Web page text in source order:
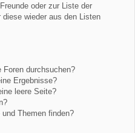
oder zur Liste der
diese wieder aus den Listen
Foren durchsuchen?
Ergebnisse?
leere Seite?
Themen finden?